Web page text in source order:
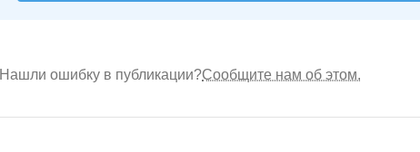
Нашли ошибку в публикации?Сообщите нам об этом.